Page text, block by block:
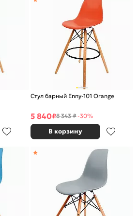
Стул барный Enny-101 Orange
5 840₽8 343 ₽-30%
В корзину